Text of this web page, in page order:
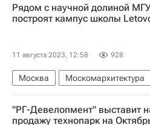
Рядом с научной долиной
построят кампус школы
11 августа 2023, 12:58 928
Москва Москомархитектура
Русагро
Строительство
"РГ-Девелопмент" выставит
продажу технопарк на